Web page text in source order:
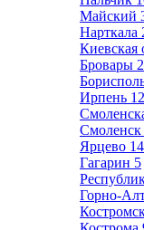
Майский
Нарткала
Киевская
Бровары
Ирпень 12
Смоленск
Ярцево 14
Гагарин 5
Горно-